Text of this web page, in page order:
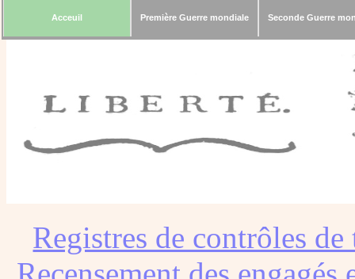
Acceuil Première Guerre mondiale Seconde Guerre
Registres de contrôles